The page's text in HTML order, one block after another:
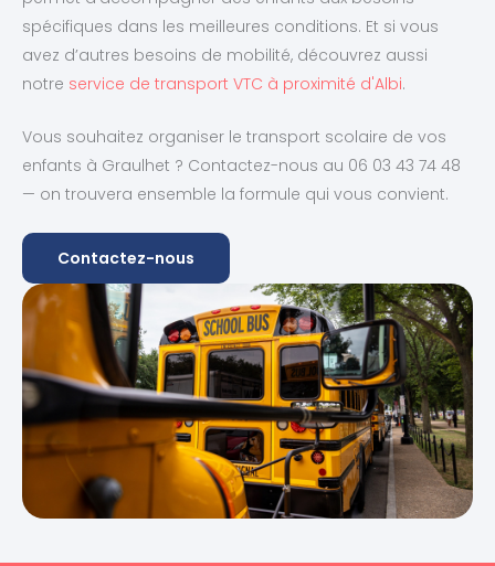
spécifiques dans les meilleures conditions. Et si vous
avez d’autres besoins de mobilité, découvrez aussi
notre service de transport VTC à proximité d'Albi.
Vous souhaitez organiser le transport scolaire de vos
enfants à Graulhet ? Contactez-nous au 06 03 43 74 48
— on trouvera ensemble la formule qui vous convient.
Contactez-nous